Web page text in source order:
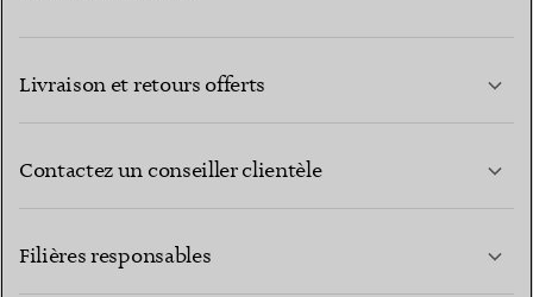
Livraison et retours offerts
Contactez un conseiller clientèle
Filières responsables